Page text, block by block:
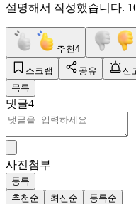
설명해서 작성했습니다.
추천4
스크랩 공유
신
목록
댓글4
사진첨부
등록
추천순
최신순 등록순